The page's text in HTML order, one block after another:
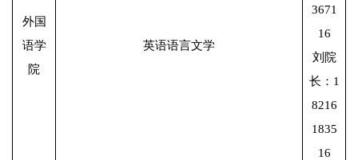
外国
语学
院
英语语言文学
3671
16
刘院
长：1
8216
1835
16